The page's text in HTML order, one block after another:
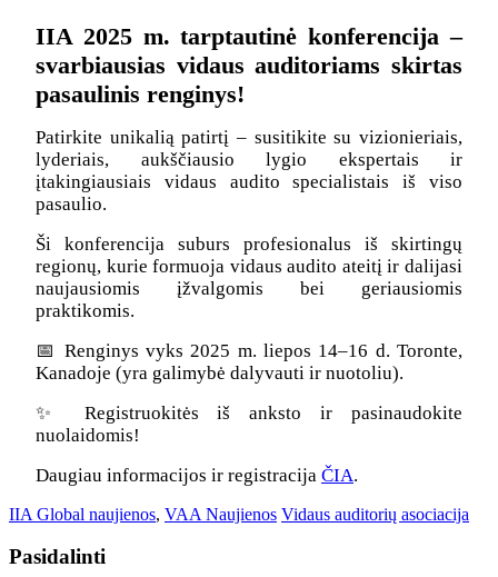
IIA 2025 m. tarptautinė konferencija –
svarbiausias vidaus auditoriams skirtas
pasaulinis renginys!
Patirkite unikalią patirtį – susitikite su vizionieriais,
lyderiais, aukščiausio lygio ekspertais ir
įtakingiausiais vidaus audito specialistais iš viso
pasaulio.
Ši konferencija suburs profesionalus iš skirtingų
regionų, kurie formuoja vidaus audito ateitį ir dalijasi
naujausiomis įžvalgomis bei geriausiomis
praktikomis.
📅 Renginys vyks 2025 m. liepos 14–16 d. Toronte,
Kanadoje (yra galimybė dalyvauti ir nuotoliu).
✨ Registruokitės iš anksto ir pasinaudokite
nuolaidomis!
Daugiau informacijos ir registracija ČIA.
IIA Global naujienos, VAA Naujienos Vidaus auditorių asociacija
Pasidalinti